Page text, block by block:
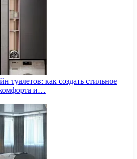
туалетов: как создать стильное
и…